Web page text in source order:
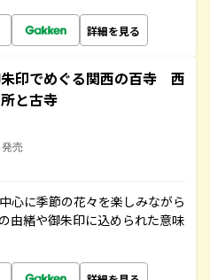
詳細を見る
印でめぐる関西の百寺 西
と古寺
売
心に季節の花々を楽しみながら
由緒や御朱印に込められた意味